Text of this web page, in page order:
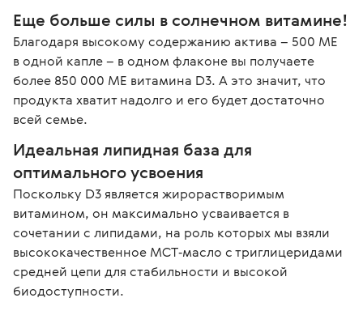
Еще больше силы в солнечном витамине!
Благодаря высокому содержанию актива – 500 МЕ
в одной капле – в одном флаконе вы получаете
более 850 000 МЕ витамина D3. А это значит, что
продукта хватит надолго и его будет достаточно
всей семье.
Идеальная липидная база для
оптимального усвоения
Поскольку D3 является жирорастворимым
витамином, он максимально усваивается в
сочетании с липидами, на роль которых мы взяли
высококачественное MCT‑масло с триглицеридами
средней цепи для стабильности и высокой
биодоступности.